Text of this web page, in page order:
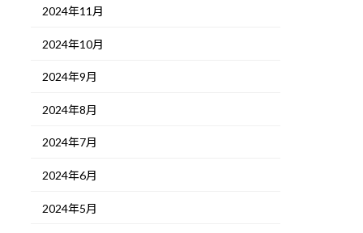
2024年11月
2024年10月
2024年9月
2024年8月
2024年7月
2024年6月
2024年5月